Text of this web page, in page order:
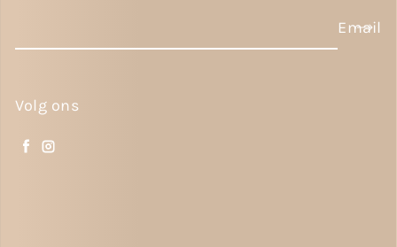
Email
Volg ons
Facebook
Instagram